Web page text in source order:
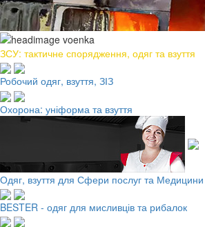
ЗСУ: тактичне спорядження, одяг та взуття
Робочий одяг, взуття, ЗІЗ
Охорона: уніформа та взуття
Одяг, взуття для Сфери послуг та Медицини
BESTER - одяг для мисливців та рибалок